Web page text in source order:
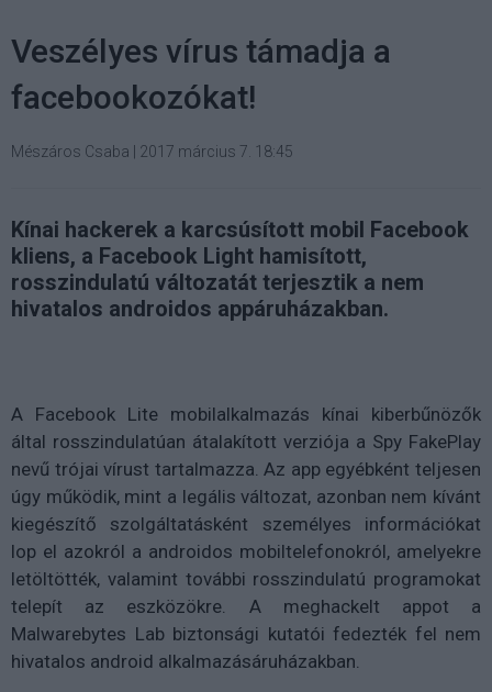
Veszélyes vírus támadja a
facebookozókat!
Mészáros Csaba 2017 március 7. 18:45
Kínai hackerek a karcsúsított mobil Facebook
kliens, a Facebook Light hamisított,
rosszindulatú változatát terjesztik a nem
hivatalos androidos appáruházakban.
A Facebook Lite mobilalkalmazás kínai kiberbűnözők
által rosszindulatúan átalakított verziója a Spy FakePlay
nevű trójai vírust tartalmazza. Az app egyébként teljesen
úgy működik, mint a legális változat, azonban nem kívánt
kiegészítő szolgáltatásként személyes információkat
lop el azokról a androidos mobiltelefonokról, amelyekre
letöltötték, valamint további rosszindulatú programokat
telepít az eszközökre. A meghackelt appot a
Malwarebytes Lab biztonsági kutatói fedezték fel nem
hivatalos android alkalmazásáruházakban.